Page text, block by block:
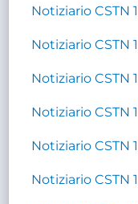
Notiziario CSTN
Notiziario CSTN
Notiziario CSTN
Notiziario CSTN
Notiziario CSTN
Notiziario CSTN